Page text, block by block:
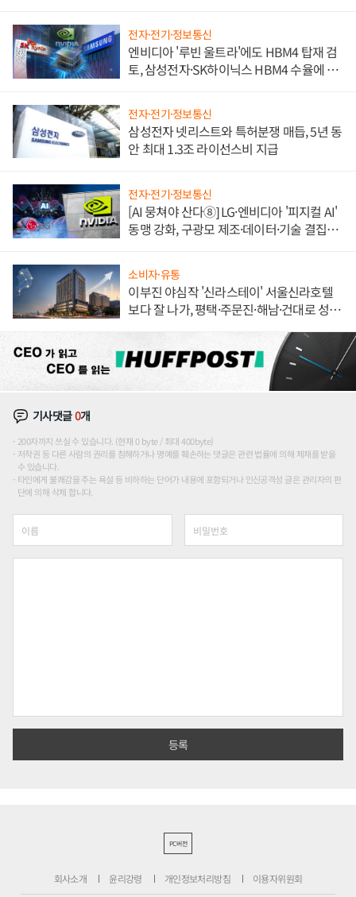
전자·전기·정보통신
엔비디아 '루빈 울트라'에도 HBM4 탑재 검
토, 삼성전자·SK하이닉스 HBM4 수율에 주
전자·전기·정보통신
삼성전자 넷리스트와 특허분쟁 매듭, 5년 동
안 최대 1.3조 라이선스비 지급
전자·전기·정보통신
[AI 뭉쳐야 산다⑧] LG·엔비디아 '피지컬 AI'
동맹 강화, 구광모 제조·데이터·기술 결집
소비자·유통
이부진 야심작 '신라스테이' 서울신라호텔
보다 잘 나가, 평택·주문진·해남·건대로 성
기사댓글0개
200자까지 쓰실 수 있습니다. (현재 0 byte / 최대 400byte)
저작권 등 다른 사람의 권리를 침해하거나 명예를 훼손하는 댓글은 관련 법률에 의해 제재를 받을
수 있습니다.
타인에게 불쾌감을 주는 욕설 등 비하하는 단어가 내용에 포함되거나 인신공격성 글은 관리자의 판
단에 의해 삭제 합니다.
PC버전
회사소개 윤리강령 개인정보처리방침 이용자위원회